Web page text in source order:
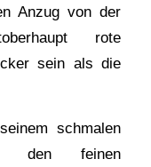
Anzug von der
rote
sein als die
schmalen
den feinen